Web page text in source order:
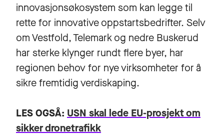
innovasjonsøkosystem som kan legge til
rette for innovative oppstartsbedrifter. Selv
om Vestfold, Telemark og nedre Buskerud
har sterke klynger rundt flere byer, har
regionen behov for nye virksomheter for å
sikre fremtidig verdiskaping.
LES OGSÅ: USN skal lede EU-prosjekt om
sikker dronetrafikk